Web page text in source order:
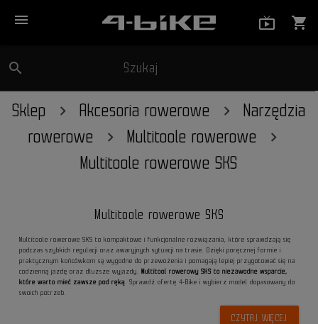
menu shopping_cart
search Szukaj
Sklep Akcesoria rowerowe
Narzędzia
rowerowe
Multitoole rowerowe
Multitoole rowerowe SKS
Multitoole rowerowe SKS
Multitoole rowerowe SKS to kompaktowe i funkcjonalne rozwiązania, które sprawdzają się
podczas szybkich regulacji oraz awaryjnych sytuacji na trasie. Dzięki poręcznej formie i
praktycznym końcówkom są wygodne do przewożenia i pomagają lepiej przygotować się na
codzienną jazdę oraz dłuższe wyjazdy.
Multitool rowerowy SKS to niezawodne wsparcie,
które warto mieć zawsze pod ręką. Sprawdź ofertę 4-Bike i wybierz model dopasowany do
swoich potrzeb.
CZYTAJ WIĘCEJ